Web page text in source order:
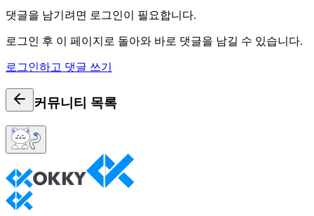
댓글을 남기려면 로그인이 필요합니다.
로그인 후 이 페이지로 돌아와 바로 댓글을 남길 수 있습니다.
로그인하고 댓글 쓰기
커뮤니티 목록